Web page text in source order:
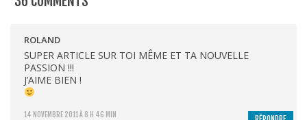
ROLAND
14 NOVEMBRE 2011 À 8 H 46 MIN
SUPER ARTICLE SUR TOI MÊME ET TA NOUVELLE
PASSION !!!
J’AIME BIEN !